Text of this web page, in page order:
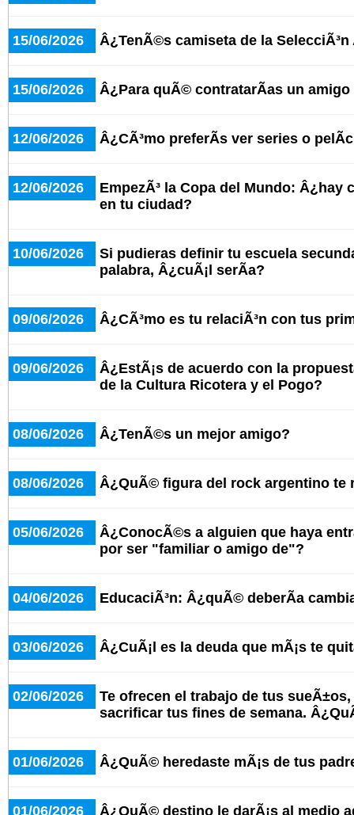
15/06/2026 Â¿TenÃ©s camiseta de la
15/06/2026 Â¿Para quÃ© contratarÃ­as un
12/06/2026 Â¿CÃ³mo preferÃ­s ver series o
12/06/2026
EmpezÃ³ la Copa del Mundo: Â¿hay
en tu ciudad?
10/06/2026
Si pudieras definir tu escuela
palabra, Â¿cuÃ¡l serÃ­a?
09/06/2026 Â¿CÃ³mo es tu relaciÃ³n con tus
09/06/2026
Â¿EstÃ¡s de acuerdo con la
de la Cultura Ricotera y el Pogo?
08/06/2026 Â¿TenÃ©s un mejor amigo?
08/06/2026 Â¿QuÃ© figura del rock argentino te
05/06/2026
Â¿ConocÃ©s a alguien que haya
por ser "familiar o amigo de"?
04/06/2026 EducaciÃ³n: Â¿quÃ© deberÃ­a
03/06/2026 Â¿CuÃ¡l es la deuda que mÃ¡s te
02/06/2026
Te ofrecen el trabajo de tus
sacrificar tus fines de semana.
01/06/2026 Â¿QuÃ© heredaste mÃ¡s de tus
01/06/2026 Â¿QuÃ© destino le darÃ¡s al medio